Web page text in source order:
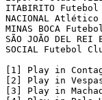
ITABIRITO
NACIONAL
MINAS BOCA
SÃO JOÃO DEL
SOCIAL Futebol
[1] Play in
[2] Play in
[3] Play in